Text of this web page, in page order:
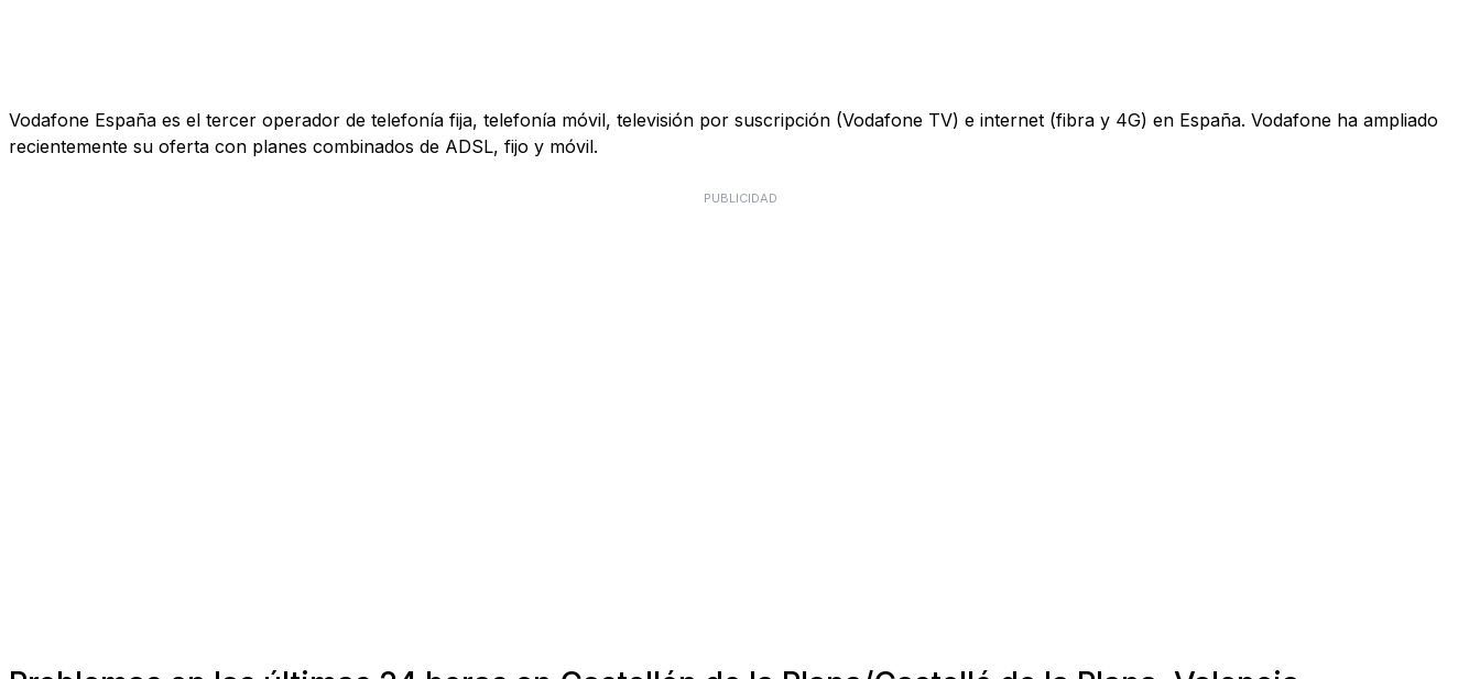
Vodafone España es el tercer operador de telefonía fija, telefonía móvil, televisión por suscripción (Vodafone TV) e internet (fibra y 4G) en España. Vodafone ha ampliado
recientemente su oferta con planes combinados de ADSL, fijo y móvil.
PUBLICIDAD